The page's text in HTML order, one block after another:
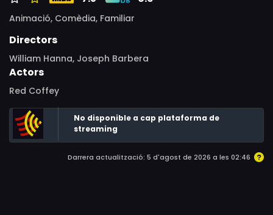
Animació, Comèdia, Familiar
Directors
William Hanna, Joseph Barbera
Actors
Red Coffey
No disponible a cap plataforma de
streaming
Darrera actualització: 5 d'agost de 2026 a les 02:46